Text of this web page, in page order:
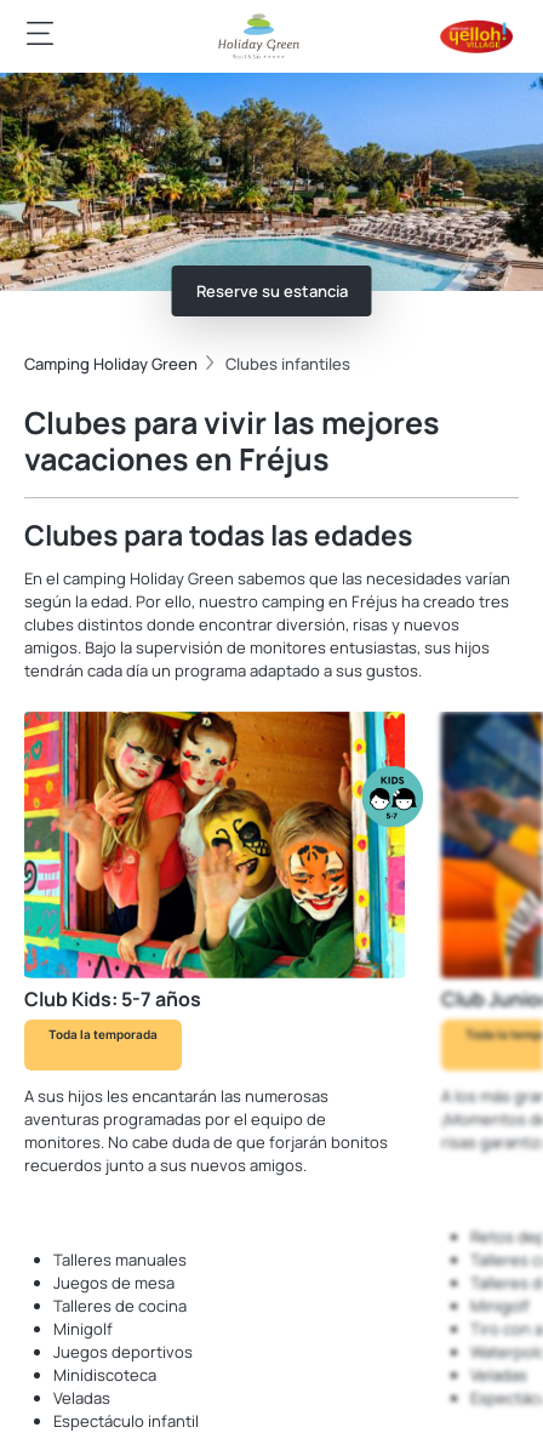
Reserve su estancia
Camping Holiday Green Clubes infantiles
Clubes para vivir las mejores
vacaciones en Fréjus
Clubes para todas las edades
En el camping Holiday Green sabemos que las necesidades varían
según la edad. Por ello, nuestro camping en Fréjus ha creado tres
clubes distintos donde encontrar diversión, risas y nuevos
amigos. Bajo la supervisión de monitores entusiastas, sus hijos
tendrán cada día un programa adaptado a sus gustos.
Club Kids: 5-7 años
Toda la temporada
A sus hijos les encantarán las numerosas
aventuras programadas por el equipo de
monitores. No cabe duda de que forjarán bonitos
recuerdos junto a sus nuevos amigos.
Talleres manuales
Juegos de mesa
Talleres de cocina
Minigolf
Juegos deportivos
Minidiscoteca
Veladas
Espectáculo infantil
Club
Toda la
A los más
¡Momentos
risas
Retos
Talleres
Talleres
Minigolf
Tiro con
Veladas